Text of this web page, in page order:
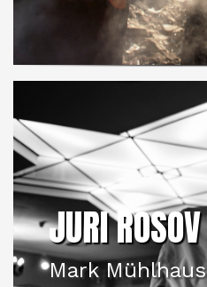
JURI ROSOV
Mark Mühlhaus